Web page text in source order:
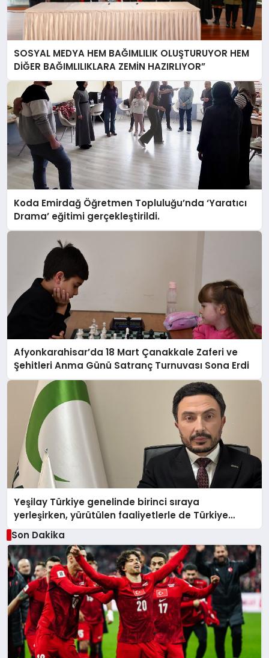
SOSYAL MEDYA HEM BAĞIMLILIK OLUŞTURUYOR HEM
DİĞER BAĞIMLILIKLARA ZEMİN HAZIRLIYOR”
Koda Emirdağ Öğretmen Topluluğu’nda ‘Yaratıcı
Drama’ eğitimi gerçekleştirildi.
Afyonkarahisar’da 18 Mart Çanakkale Zaferi ve
Şehitleri Anma Günü Satranç Turnuvası Sona Erdi
Yeşilay Türkiye genelinde birinci sıraya
yerleşirken, yürütülen faaliyetlerle de Türkiye
üçüncüsü oldu.
Son Dakika